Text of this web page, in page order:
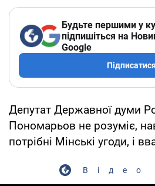
Будьте першими у
підпишіться на
Google
Підписатися
Депутат Державної думи
Пономарьов не розуміє,
потрібні Мінські угоди, і
Відео